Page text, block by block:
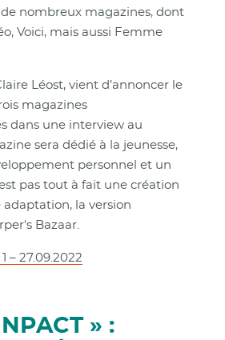
nombreux magazines, dont
Voici, mais aussi Femme
Léost, vient d’annoncer le
magazines
dans une interview au
sera dédié à la jeunesse,
personnel et un
pas tout à fait une création
la version
Bazaar.
– 27.09.2022
» :